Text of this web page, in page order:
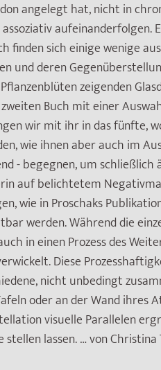
angelegt hat, nicht in
aufeinanderfolgen.
finden sich einige wenige
und deren
zeigenden
Buch mit einer
wir mit ihr in das fünfte,
wie ihnen aber auch im
- begegnen, um
auf belichtetem
wie in Proschaks
werden. Während die
in einen Prozess des
Diese
nicht unbedingt
oder an der Wand ihres
visuelle Parallelen
lassen. … von